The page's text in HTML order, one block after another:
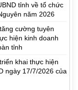
tỉnh về tổ chức
năm 2026
cường tuyên
hiện kinh doanh
tỉnh
khai thực hiện
ngày 17/7/2026 của